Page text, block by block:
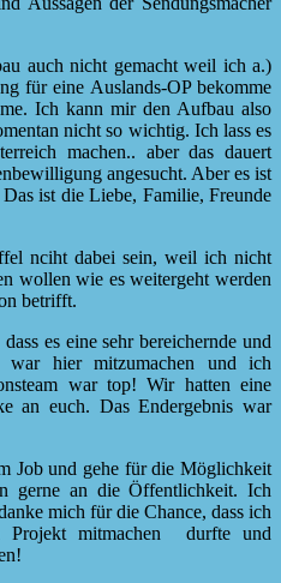
auch nicht gemacht weil ich a.)
für eine Auslands-OP bekomme
Ich kann mir den Aufbau also
nicht so wichtig. Ich lass es
machen.. aber das dauert
angesucht. Aber es ist
ist die Liebe, Familie, Freunde
nciht dabei sein, weil ich nicht
wollen wie es weitergeht werden
betrifft.
es eine sehr bereichernde und
war hier mitzumachen und ich
war top! Wir hatten eine
an euch. Das Endergebnis war
Job und gehe für die Möglichkeit
gerne an die Öffentlichkeit. Ich
mich für die Chance, dass ich
Projekt mitmachen durfte und